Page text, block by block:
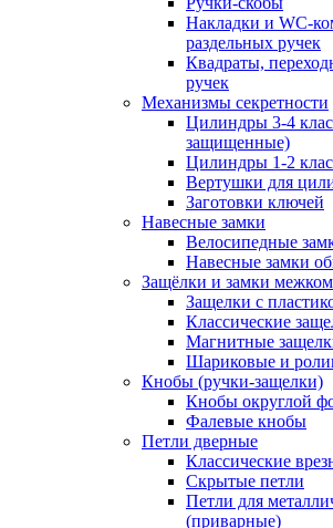
Накладки и WC-
раздельных ручек
Квадраты,
ручек
Механизмы секретности
Цилиндры 3-4
защищенные)
Цилиндры 1-2
Вертушки для
Заготовки ключей
Навесные замки
Велосипедные
Навесные замки
Защёлки и замки
Защелки с
Классические
Магнитные
Шариковые и
Кнобы (ручки-защелки)
Кнобы округлой
Фалевые кнобы
Петли дверные
Классические
Скрытые петли
Петли для
(приварные)